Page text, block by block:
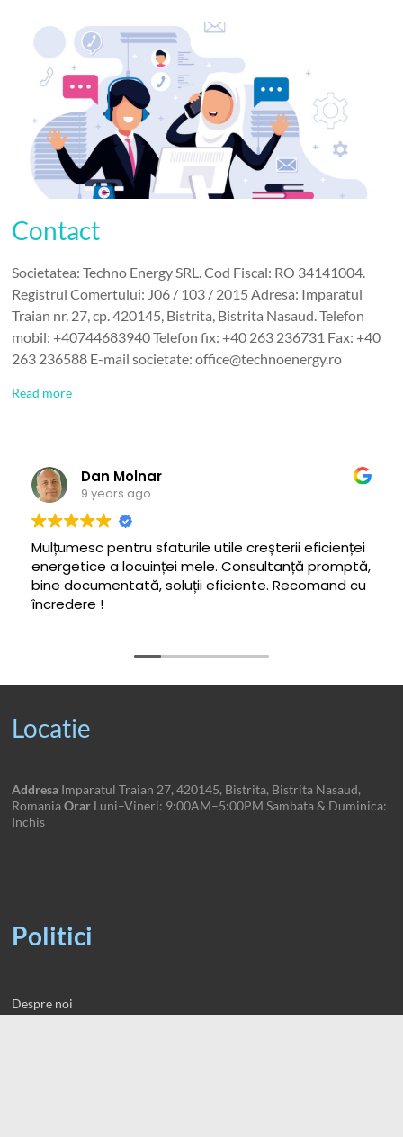
Contact
Societatea: Techno Energy SRL. Cod Fiscal: RO 34141004.
Registrul Comertului: J06 / 103 / 2015 Adresa: Imparatul
Traian nr. 27, cp. 420145, Bistrita, Bistrita Nasaud. Telefon
mobil: +40744683940 Telefon fix: +40 263 236731 Fax: +40
263 236588 E-mail societate: office@technoenergy.ro
Read more
Dan Molnar
9 years ago
Mulțumesc pentru sfaturile utile creșterii eficienței
energetice a locuinței mele. Consultanță promptă,
bine documentată, soluții eficiente. Recomand cu
încredere !
Locatie
Addresa Imparatul Traian 27, 420145, Bistrita, Bistrita Nasaud,
RomaniaOrar Luni–Vineri: 9:00AM–5:00PM Sambata & Duminica:
Inchis
Politici
Despre noi